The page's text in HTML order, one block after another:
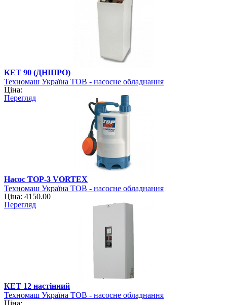
КЕТ 90 (ДНІПРО)
Техномаш Україна ТОВ - насосне обладнання
Ціна:
Перегляд
Насос TOP-3 VORTEX
Техномаш Україна ТОВ - насосне обладнання
Ціна: 4150.00
Перегляд
КЕТ 12 настінний
Техномаш Україна ТОВ - насосне обладнання